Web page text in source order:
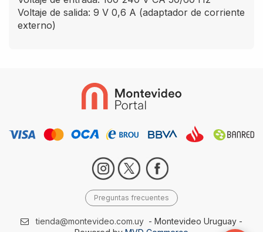
Voltaje de salida: 9 V 0,6 A (adaptador de corriente
externo)
Preguntas frecuentes
tienda@montevideo.com.uy - Montevideo Uruguay -